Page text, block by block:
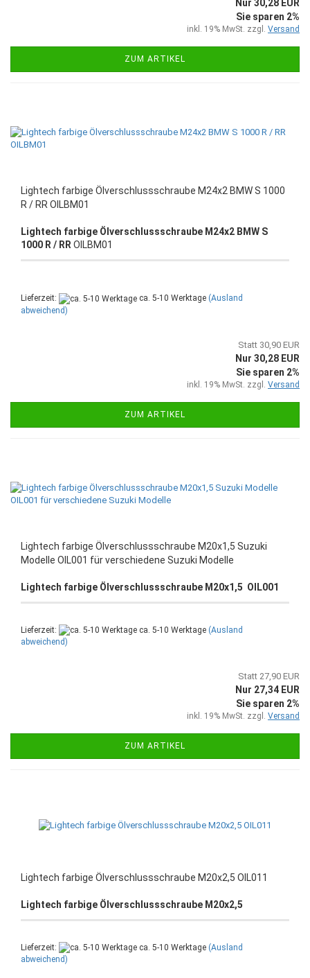
Nur 30,28 EUR
Sie sparen 2%
inkl. 19% MwSt. zzgl. Versand
ZUM ARTIKEL
Lightech farbige Ölverschlussschraube M24x2 BMW S 1000
R / RR OILBM01
Lightech farbige Ölverschlussschraube M24x2 BMW S
1000 R / RROILBM01
Lieferzeit: ca. 5-10 Werktage (Ausland
abweichend)
Statt 30,90 EUR
Nur 30,28 EUR
Sie sparen 2%
inkl. 19% MwSt. zzgl. Versand
ZUM ARTIKEL
Lightech farbige Ölverschlussschraube M20x1,5 Suzuki
Modelle OIL001 für verschiedene Suzuki Modelle
Lightech farbige Ölverschlussschraube M20x1,5 OIL001
Lieferzeit: ca. 5-10 Werktage (Ausland
abweichend)
Statt 27,90 EUR
Nur 27,34 EUR
Sie sparen 2%
inkl. 19% MwSt. zzgl. Versand
ZUM ARTIKEL
Lightech farbige Ölverschlussschraube M20x2,5 OIL011
Lightech farbige Ölverschlussschraube M20x2,5
Lieferzeit: ca. 5-10 Werktage (Ausland
abweichend)